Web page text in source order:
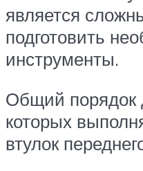
является
подготовить
инструменты.
Общий порядок
которых
втулок